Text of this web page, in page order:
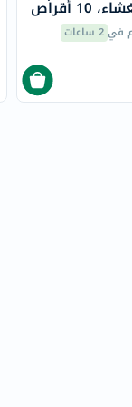
أقراص
في2 ساعات